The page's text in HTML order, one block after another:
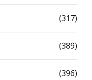
(317)
(389)
(396)